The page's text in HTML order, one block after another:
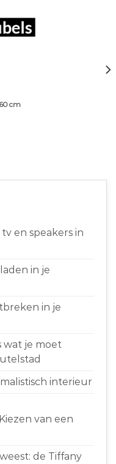
cm
en speakers in
in je
in je
wat je moet
interieur
van een
de Tiffany